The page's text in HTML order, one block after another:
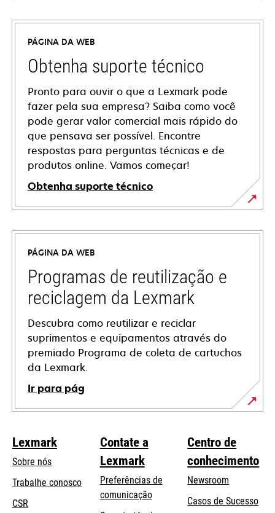
PÁGINA DA WEB
Obtenha suporte técnico
Pronto para ouvir o que a Lexmark pode
fazer pela sua empresa? Saiba como você
pode gerar valor comercial mais rápido do
que pensava ser possível. Encontre
respostas para perguntas técnicas e de
produtos online. Vamos começar!
Obtenha suporte técnico
abre
em
nova
guia
PÁGINA DA WEB
Programas de reutilização e
reciclagem da Lexmark
Descubra como reutilizar e reciclar
suprimentos e equipamentos através do
premiado Programa de coleta de cartuchos
da Lexmark.
Ir para pág
Lexmark
Sobre nós
Trabalhe conosco
CSR
Contate a
Lexmark
Preferências de
comunicação
Centro de
conhecimento
Newsroom
Casos de Sucesso